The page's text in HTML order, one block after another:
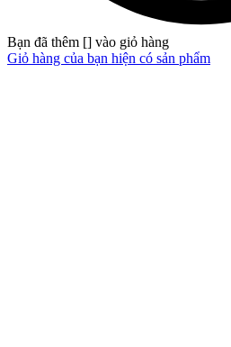
Bạn đã thêm [] vào giỏ hàng
Giỏ hàng của bạn hiện có sản phẩm